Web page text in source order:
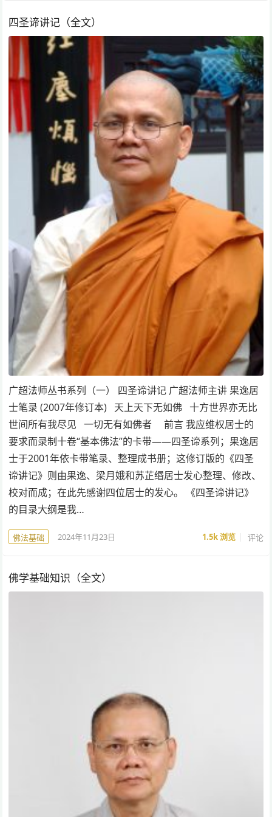
四圣谛讲记（全文）
广超法师丛书系列（一） 四圣谛讲记 广超法师主讲 果逸居
士笔录 (2007年修订本) 天上天下无如佛 十方世界亦无比
世间所有我尽见 一切无有如佛者 前言 我应维权居士的
要求而录制十卷“基本佛法”的卡带——四圣谛系列；果逸居
士于2001年依卡带笔录、整理成书册；这修订版的《四圣
谛讲记》则由果逸、梁月娥和苏芷缗居士发心整理、修改、
校对而成；在此先感谢四位居士的发心。 《四圣谛讲记》
的目录大纲是我…
佛法基础 2024年11月23日 1.5k浏览 评论
佛学基础知识（全文）